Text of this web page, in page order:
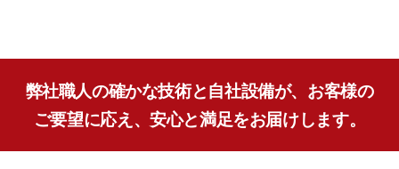
弊社職人の確かな技術と自社設備が、お客様の
ご要望に応え、安心と満足をお届けします。